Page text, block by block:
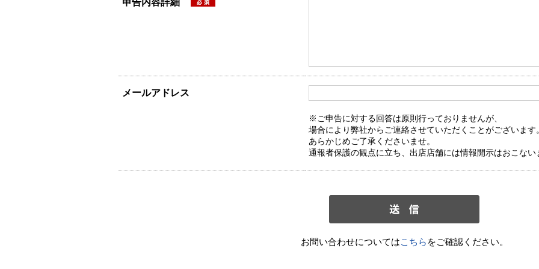
申告内容詳細
メールアドレス
※ご申告に対する回答は原則行っておりませんが、
場合により弊社からご連絡させていただくことがございます。
あらかじめご了承くださいませ。
通報者保護の観点に立ち、出店店舗には情報開示はおこない
お問い合わせについてはこちら をご確認ください。